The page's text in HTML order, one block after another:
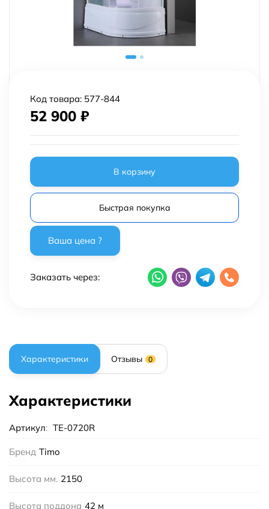
Код товара: 577-844
52 900 ₽
В корзину
Быстрая покупка
Заказать через:
Характеристики Отзывы 0
Характеристики
Артикул: TE-0720R
Бренд Timo
Высота мм. 2150
Высота поддона 42 м